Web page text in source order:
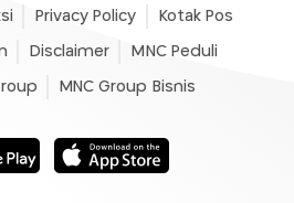
Privacy Policy Kotak Pos
Disclaimer MNC Peduli
MNC Group Bisnis